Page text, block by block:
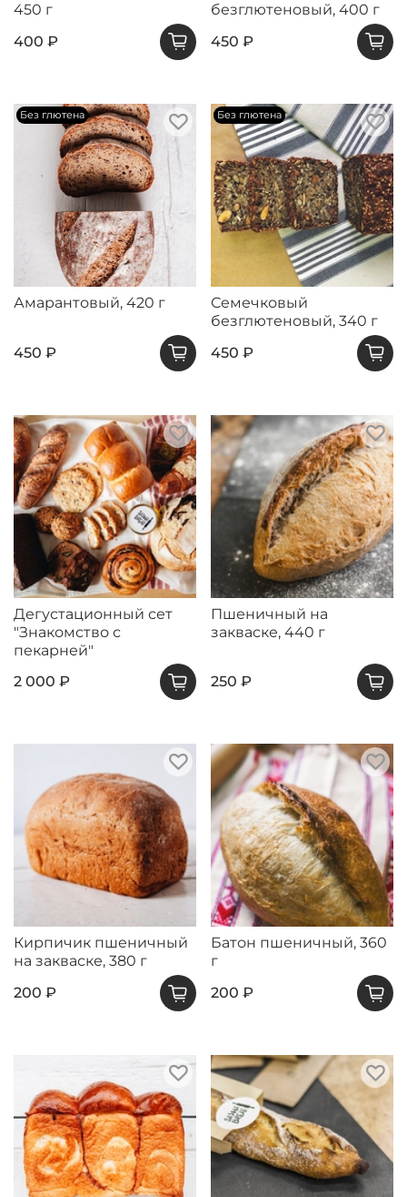
450 г
400 ₽
безглютеновый, 400 г
450 ₽
Без глютена
Амарантовый, 420 г
450 ₽
Без глютена
Семечковый
безглютеновый, 340 г
450 ₽
Дегустационный сет
"Знакомство с
пекарней"
2 000 ₽
Пшеничный на
закваске, 440 г
250 ₽
Кирпичик пшеничный
на закваске, 380 г
200 ₽
Батон пшеничный, 360
г
200 ₽